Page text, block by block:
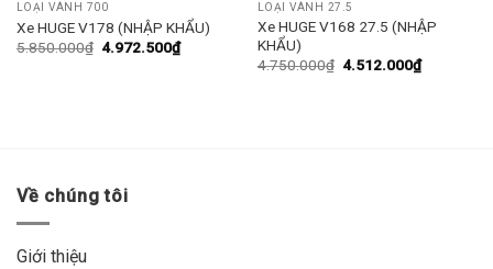
LOẠI VÀNH 700
Xe HUGE V178 (NHẬP KHẨU)
5.850.000₫ 4.972.500₫
LOẠI VÀNH 27.5
Xe HUGE V168 27.5 (NHẬP
KHẨU)
4.750.000₫ 4.512.000₫
Về chúng tôi
Giới thiệu